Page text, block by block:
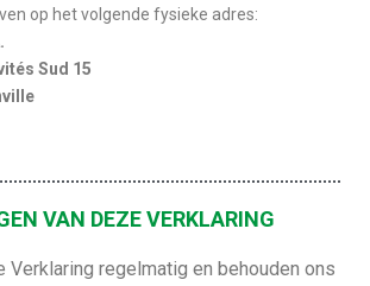
op het volgende fysieke adres:
Sud 15
VAN DEZE VERKLARING
Verklaring regelmatig en behouden ons